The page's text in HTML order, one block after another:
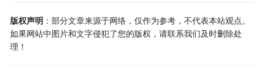
版权声明 ：部分文章来源于网络，仅作为参考，不代表本站观点。
如果网站中图片和文字侵犯了您的版权，请联系我们及时删除处
理！